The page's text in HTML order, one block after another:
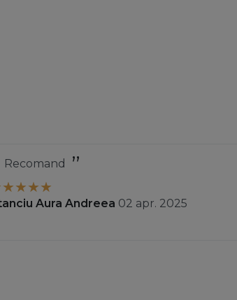
Recomand
Aura Andreea 02 apr. 2025